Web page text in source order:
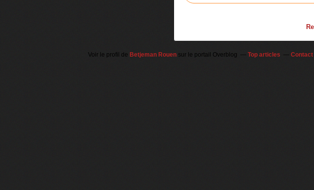
Voir le profil de Betjeman Rouen sur le portail Overblog Top articles Contact